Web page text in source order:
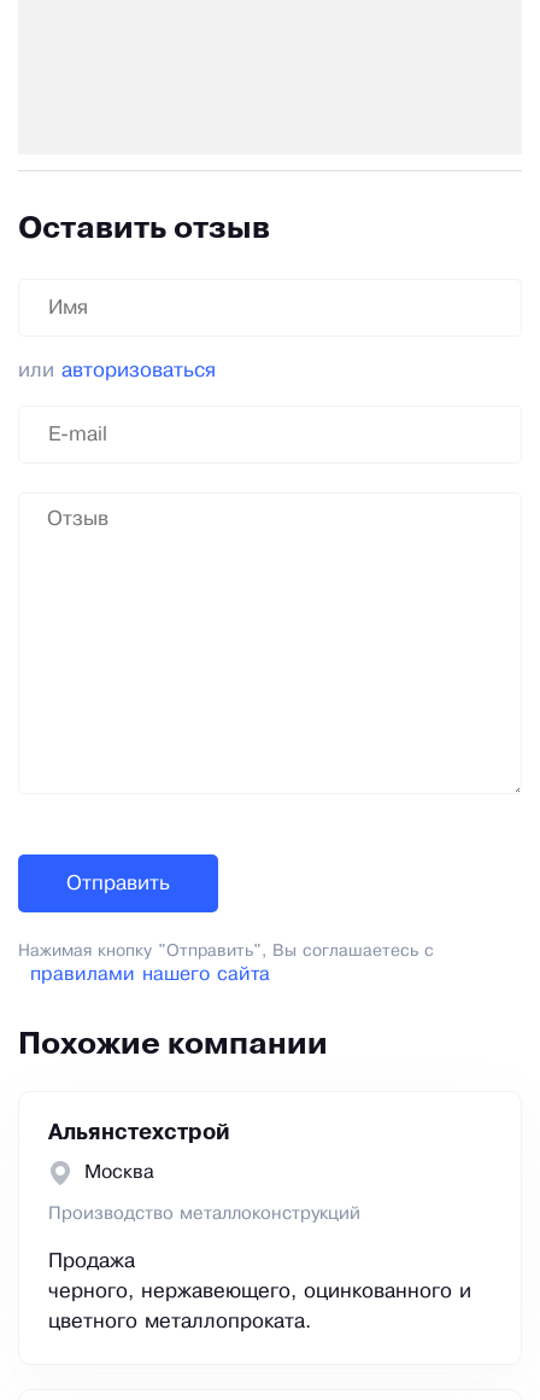
Оставить отзыв
или авторизоваться
Нажимая кнопку "Отправить", Вы соглашаетесь с
правилами нашего сайта
Похожие компании
Альянстехстрой
Москва
Производство металлоконструкций
Продажа
черного, нержавеющего, оцинкованного и
цветного металлопроката.